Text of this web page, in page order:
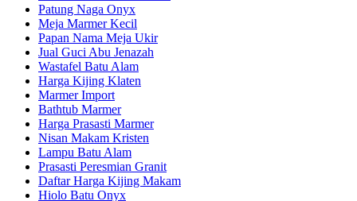
Patung Naga Onyx
Meja Marmer Kecil
Papan Nama Meja Ukir
Jual Guci Abu Jenazah
Wastafel Batu Alam
Harga Kijing Klaten
Marmer Import
Bathtub Marmer
Harga Prasasti Marmer
Nisan Makam Kristen
Lampu Batu Alam
Prasasti Peresmian Granit
Daftar Harga Kijing Makam
Hiolo Batu Onyx